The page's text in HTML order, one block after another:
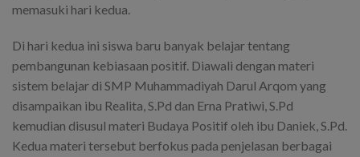
memasuki hari kedua.
Di hari kedua ini siswa baru banyak belajar tentang
pembangunan kebiasaan positif. Diawali dengan materi
sistem belajar di SMP Muhammadiyah Darul Arqom yang
disampaikan ibu Realita, S.Pd dan Erna Pratiwi, S.Pd
kemudian disusul materi Budaya Positif oleh ibu Daniek, S.Pd.
Kedua materi tersebut berfokus pada penjelasan berbagai